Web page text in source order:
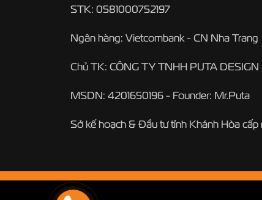
STK: 0581000752197
Ngân hàng: Vietcombank - CN Nha Trang
Chủ TK: CÔNG TY TNHH PUTA DESIGN
MSDN: 4201650196 - Founder: Mr.Puta
Sở kế hoạch & Đầu tư tỉnh Khánh Hòa